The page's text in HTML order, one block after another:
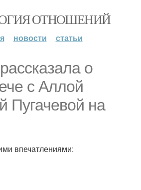
ОТНОШЕНИЙ
новости статьи
о
с Аллой
Пугачевой на
впечатлениями: